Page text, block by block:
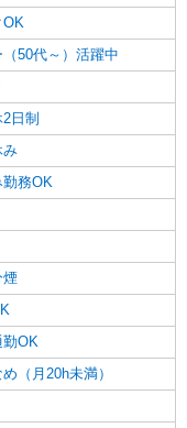
OK
50代～）活躍中
日制
み
務OK
煙
勤OK
（月20h未満）